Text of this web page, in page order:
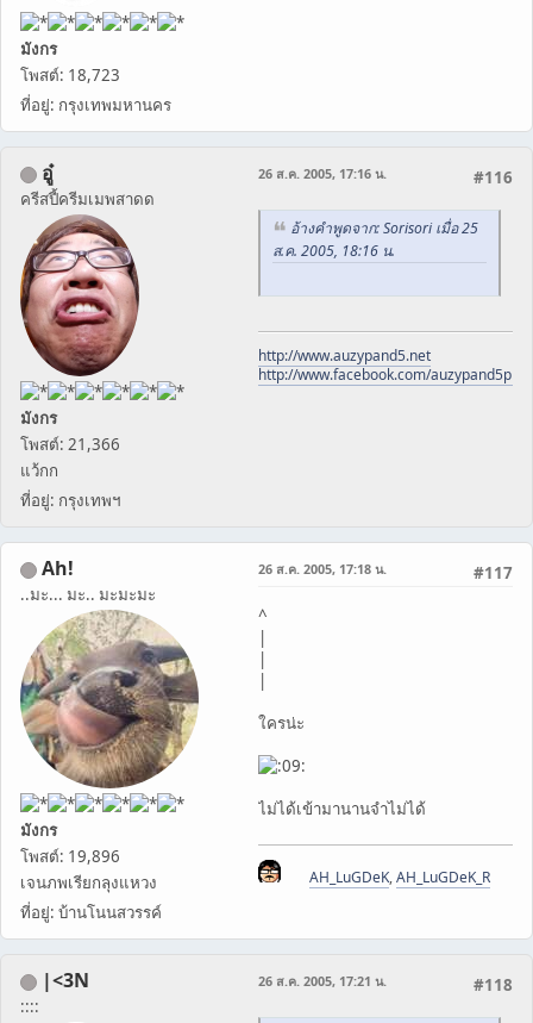
มังกร
โพสต์: 18,723
ที่อยู่: กรุงเทพมหานคร
อู๋
ครีสปี้ครีมเมพสาดด
มังกร
โพสต์: 21,366
แว้กก
ที่อยู่: กรุงเทพฯ
#116
26 ส.ค. 2005, 17:16 น.
อ้างคำพูดจาก: Sorisori เมื่อ 25
ส.ค. 2005, 18:16 น.
http://www.auzypand5.net
http://www.facebook.com/
Ah!
..มะ... มะ.. มะมะมะ
มังกร
โพสต์: 19,896
เจนภพเรียกลุงแหวง
ที่อยู่: บ้านโนนสวรรค์
#117
26 ส.ค. 2005, 17:18 น.
^
|
|
|
ใครน่ะ
ไม่ได้เข้ามานานจำไม่ได้
AH_LuGDeK,AH_LuGDeK_R
|<3N
::::
#118
26 ส.ค. 2005, 17:21 น.